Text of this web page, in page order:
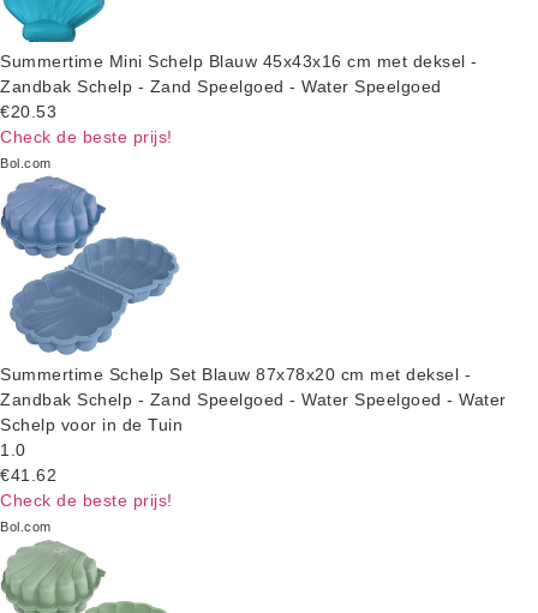
Summertime Mini Schelp Blauw 45x43x16 cm met deksel -
Zandbak Schelp - Zand Speelgoed - Water Speelgoed
€20.53
Check de beste prijs!
Bol.com
Summertime Schelp Set Blauw 87x78x20 cm met deksel -
Zandbak Schelp - Zand Speelgoed - Water Speelgoed - Water
Schelp voor in de Tuin
1.0
€41.62
Check de beste prijs!
Bol.com